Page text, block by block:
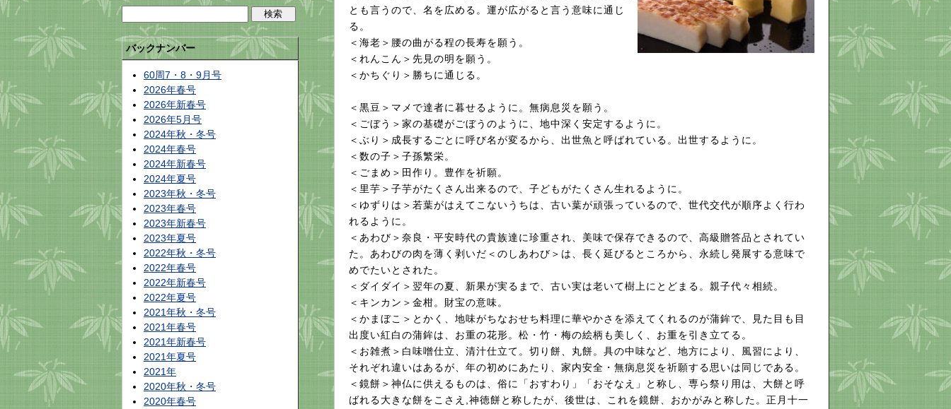
バックナンバー
60周7・8・9月号
2026年春号
2026年新春号
2026年5月号
2024年秋・冬号
2024年春号
2024年新春号
2024年夏号
2023年秋・冬号
2023年春号
2023年新春号
2023年夏号
2022年秋・冬号
2022年春号
2022年新春号
2022年夏号
2021年秋・冬号
2021年春号
2021年新春号
2021年夏号
2021年
2020年秋・冬号
2020年春号
とも言うので、名を広める。運が広がると言う意味に通じ
る。
＜海老＞腰の曲がる程の長寿を願う。
＜れんこん＞先見の明を願う。
＜かちぐり＞勝ちに通じる。
＜黒豆＞マメで達者に暮せるように。無病息災を願う。
＜ごぼう＞家の基礎がごぼうのように、地中深く安定するように。
＜ぶり＞成長するごとに呼び名が変るから、出世魚と呼ばれている。出世するように。
＜数の子＞子孫繁栄。
＜ごまめ＞田作り。豊作を祈願。
＜里芋＞子芋がたくさん出来るので、子どもがたくさん生れるように。
＜ゆずりは＞若葉がはえてこないうちは、古い葉が頑張っているので、世代交代が順序よく行わ
れるように。
＜あわび＞奈良・平安時代の貴族達に珍重され、美味で保存できるので、高級贈答品とされてい
た。あわびの肉を薄く剥いだ＜のしあわび＞は、長く延びるところから、永続し発展する意味で
めでたいとされた。
＜ダイダイ＞翌年の夏、新果が実るまで、古い実は老いて樹上にとどまる。親子代々相続。
＜キンカン＞金柑。財宝の意味。
＜かまぼこ＞とかく、地味がちなおせち料理に華やかさを添えてくれるのが蒲鉾で、見た目も目
出度い紅白の蒲鉾は、お重の花形。松・竹・梅の絵柄も美しく、お重を引き立てる。
＜お雑煮＞白味噌仕立、清汁仕立て。切り餅、丸餅。具の中味など、地方により、風習により、
それぞれ違いはあるが、年の初めにあたり、家内安全・無病息災を祈願する思いは同じである。
＜鏡餅＞神仏に供えるものは、俗に「おすわり」「おそなえ」と称し、専ら祭り用は、大餅と呼
ばれる大きな餅をこさえ,神徳餅と称したが、後世は、これを鏡餅、おかがみと称した。正月十一